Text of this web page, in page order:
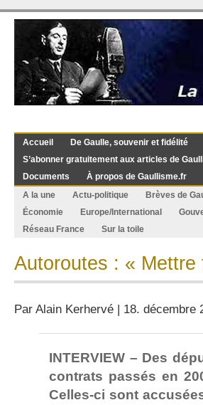
Accueil De Gaulle, souvenir et fidélité
S’abonner gratuitement aux articles de
Documents
À propos de Gaullisme.fr
A la une
Actu-politique Brèves de
Économie
Europe/International
Réseau France
Sur la toile
Autoroutes : «
Par Alain Kerhervé | 18. décembre
INTERVIEW – Des
contrats passés en
Celles-ci sont